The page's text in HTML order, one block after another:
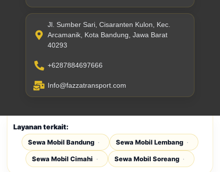
Jl. Sumber Sari, Cisaranten Kulon, Kec.
Arcamanik, Kota Bandung, Jawa Barat
40293
+6287884697666
Info@fazzatransport.com
Layanan terkait:
Sewa Mobil Bandung Sewa Mobil Lembang
Sewa Mobil Cimahi Sewa Mobil Soreang